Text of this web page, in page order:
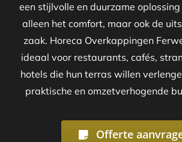
een stijlvolle en duurzame
alleen het comfort, maar ook de
zaak. Horeca Overkappingen
ideaal voor restaurants, cafés,
hotels die hun terras willen
praktische en omzetverhogende
Offerte